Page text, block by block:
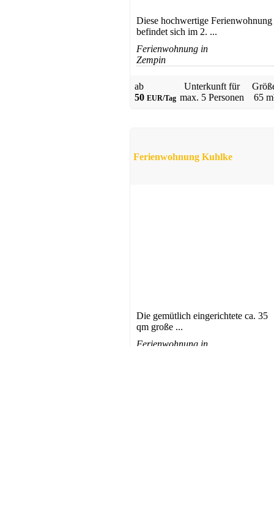
Diese hochwertige Ferienwohnung
befindet sich im 2. ...
Ferienwohnung in
Zempin
ab
50 EUR/Tag
Unterkunft für
max. 5 Personen
65
Ferienwohnung Kuhlke
Die gemütlich eingerichtete ca. 35
qm große ...
Ferienwohnung in